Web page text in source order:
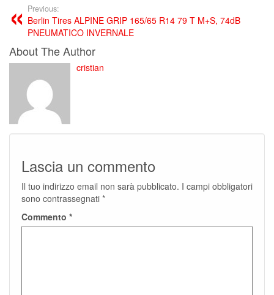
Previous:
Berlin Tires ALPINE GRIP 165/65 R14 79 T M+S, 74dB
PNEUMATICO INVERNALE
About The Author
cristian
Lascia un commento
Il tuo indirizzo email non sarà pubblicato. I campi obbligatori
sono contrassegnati *
Commento *